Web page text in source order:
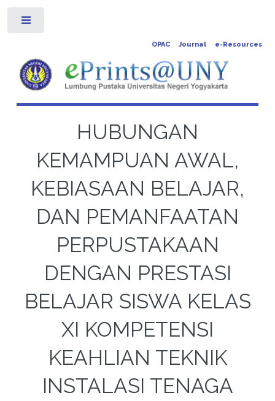
OPAC Journal e-Resources
HUBUNGAN
KEMAMPUAN AWAL,
KEBIASAAN BELAJAR,
DAN PEMANFAATAN
PERPUSTAKAAN
DENGAN PRESTASI
BELAJAR SISWA KELAS
XI KOMPETENSI
KEAHLIAN TEKNIK
INSTALASI TENAGA